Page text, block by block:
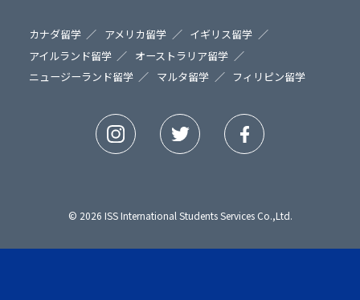
カナダ留学 アメリカ留学
イギリス留学
アイルランド留学
オーストラリア留学
ニュージーランド留学
マルタ留学 フィリピン留学
© 2026 ISS International Students Services Co.,Ltd.